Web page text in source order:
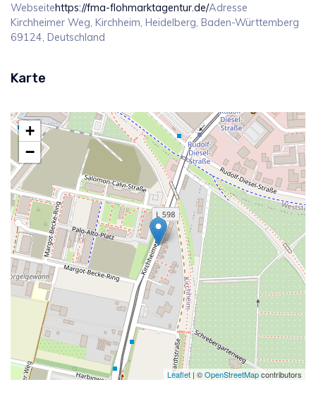
Webseitehttps://fma-flohmarktagentur.de/Adresse
Kirchheimer Weg, Kirchheim, Heidelberg, Baden-Württemberg
69124, Deutschland
Karte
+
−
Leaflet | ©OpenStreetMapcontributors